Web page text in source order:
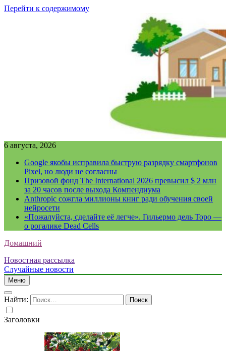
Перейти к содержимому
6 августа, 2026
Google якобы исправила быструю разрядку смартфонов
Pixel, но люди не согласны
Призовой фонд The International 2026 превысил $ 2 млн
за 20 часов после выхода Компендиума
Anthropic сожгла миллионы книг ради обучения своей
нейросети
«Пожалуйста, сделайте её легче». Гильермо дель Торо —
о рогалике Dead Cells
Домашний
Новостная рассылка
Случайные новости
Меню
Найти:
Заголовки